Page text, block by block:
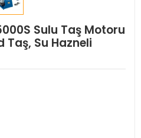
Sulu Taş Motoru
Taş, Su Hazneli